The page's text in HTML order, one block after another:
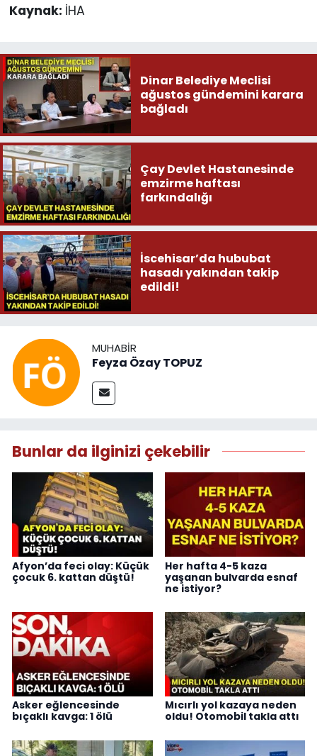
Kaynak: İHA
Dinar Belediye Meclisi
ağustos gündemini karara
bağladı
Çay Devlet Hastanesinde
emzirme haftası
farkındalığı
İscehisar’da hububat
hasadı yakından takip
edildi!
MUHABIR
Feyza Özay TOPUZ
Bunlar da ilginizi çekebilir
Afyon’da feci olay: Küçük
çocuk 6. kattan düştü!
Her hafta 4-5 kaza
yaşanan bulvarda esnaf
ne istiyor?
Asker eğlencesinde
bıçaklı kavga: 1 ölü
Mıcırlı yol kazaya neden
oldu! Otomobil takla attı